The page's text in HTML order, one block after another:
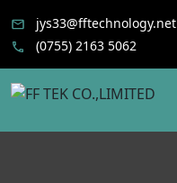
jys33@fftechnology.net
(0755) 2163 5062